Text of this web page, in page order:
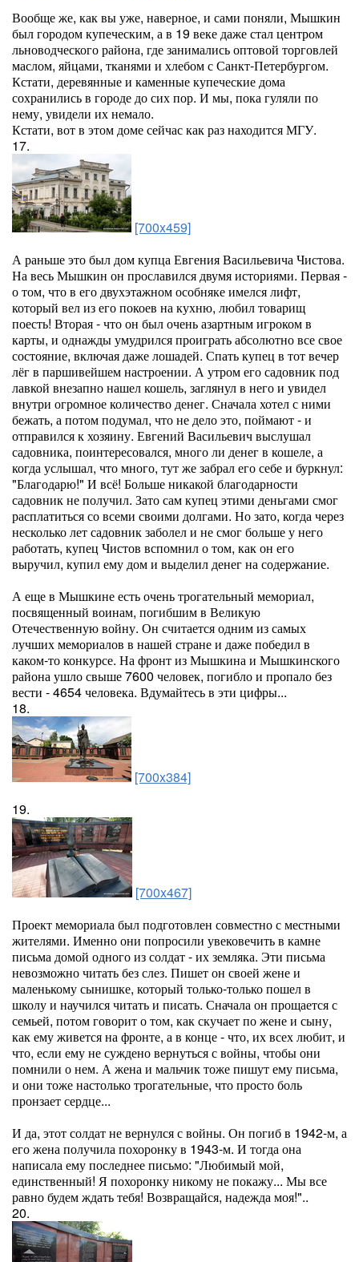
Вообще же, как вы уже, наверное, и сами поняли, Мышкин
был городом купеческим, а в 19 веке даже стал центром
льноводческого района, где занимались оптовой торговлей
маслом, яйцами, тканями и хлебом с Санкт-Петербургом.
Кстати, деревянные и каменные купеческие дома
сохранились в городе до сих пор. И мы, пока гуляли по
нему, увидели их немало.
Кстати, вот в этом доме сейчас как раз находится МГУ.
17.
[700x459]
А раньше это был дом купца Евгения Васильевича Чистова.
На весь Мышкин он прославился двумя историями. Первая -
о том, что в его двухэтажном особняке имелся лифт,
который вел из его покоев на кухню, любил товарищ
поесть! Вторая - что он был очень азартным игроком в
карты, и однажды умудрился проиграть абсолютно все свое
состояние, включая даже лошадей. Спать купец в тот вечер
лёг в паршивейшем настроении. А утром его садовник под
лавкой внезапно нашел кошель, заглянул в него и увидел
внутри огромное количество денег. Сначала хотел с ними
бежать, а потом подумал, что не дело это, поймают - и
отправился к хозяину. Евгений Васильевич выслушал
садовника, поинтересовался, много ли денег в кошеле, а
когда услышал, что много, тут же забрал его себе и буркнул:
"Благодарю!" И всё! Больше никакой благодарности
садовник не получил. Зато сам купец этими деньгами смог
расплатиться со всеми своими долгами. Но зато, когда через
несколько лет садовник заболел и не смог больше у него
работать, купец Чистов вспомнил о том, как он его
выручил, купил ему дом и выделил денег на содержание.
А еще в Мышкине есть очень трогательный мемориал,
посвященный воинам, погибшим в Великую
Отечественную войну. Он считается одним из самых
лучших мемориалов в нашей стране и даже победил в
каком-то конкурсе. На фронт из Мышкина и Мышкинского
района ушло свыше 7600 человек, погибло и пропало без
вести - 4654 человека. Вдумайтесь в эти цифры...
18.
[700x384]
19.
[700x467]
Проект мемориала был подготовлен совместно с местными
жителями. Именно они попросили увековечить в камне
письма домой одного из солдат - их земляка. Эти письма
невозможно читать без слез. Пишет он своей жене и
маленькому сынишке, который только-только пошел в
школу и научился читать и писать. Сначала он прощается с
семьей, потом говорит о том, как скучает по жене и сыну,
как ему живется на фронте, а в конце - что, их всех любит, и
что, если ему не суждено вернуться с войны, чтобы они
помнили о нем. А жена и мальчик тоже пишут ему письма,
и они тоже настолько трогательные, что просто боль
пронзает сердце...
И да, этот солдат не вернулся с войны. Он погиб в 1942-м, а
его жена получила похоронку в 1943-м. И тогда она
написала ему последнее письмо: "Любимый мой,
единственный! Я похоронку никому не покажу... Мы все
равно будем ждать тебя! Возвращайся, надежда моя!"..
20.